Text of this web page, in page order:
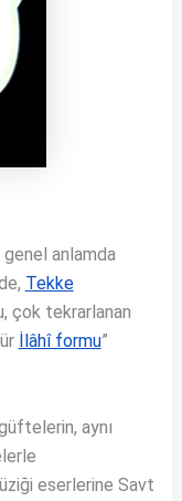
genel anlamda
Tekke
çok tekrarlanan
İlâhî formu”
aynı
eserlerine Savt